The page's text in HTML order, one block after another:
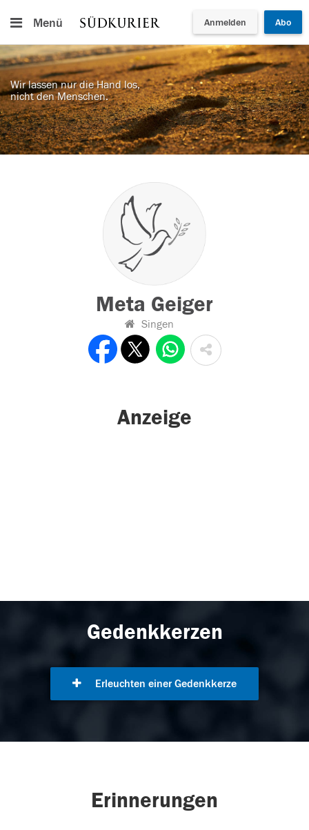
Menü Anmelden Abo
Wir lassen nur die Hand los,
nicht den Menschen.
Meta Geiger
Singen
Anzeige
Gedenkkerzen
Erleuchten einer Gedenkkerze
Erinnerungen